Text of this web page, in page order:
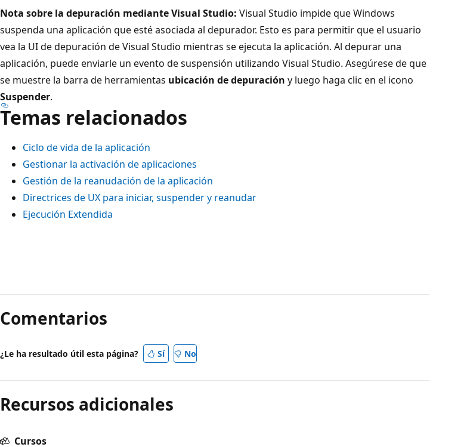
Nota sobre la depuración mediante Visual Studio: Visual Studio impide que Windows
suspenda una aplicación que esté asociada al depurador. Esto es para permitir que el usuario
vea la UI de depuración de Visual Studio mientras se ejecuta la aplicación. Al depurar una
aplicación, puede enviarle un evento de suspensión utilizando Visual Studio. Asegúrese de que
se muestre la barra de herramientas ubicación de depuración y luego haga clic en el icono
Suspender.
Temas relacionados
Ciclo de vida de la aplicación
Gestionar la activación de aplicaciones
Gestión de la reanudación de la aplicación
Directrices de UX para iniciar, suspender y reanudar
Ejecución Extendida
Comentarios
¿Le ha resultado útil esta página? Sí No
Recursos adicionales
Cursos